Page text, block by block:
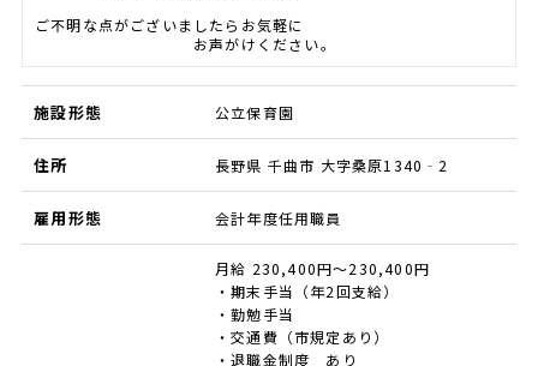
ご不明な点がございましたらお気軽に
お声がけください。
施設形態 公立保育園
住所 長野県 千曲市 大字桑原1340‐2
雇用形態 会計年度任用職員
月給 230,400円～230,400円
・期末手当（年2回支給）
・勤勉手当
・交通費（市規定あり）
・退職金制度 あり